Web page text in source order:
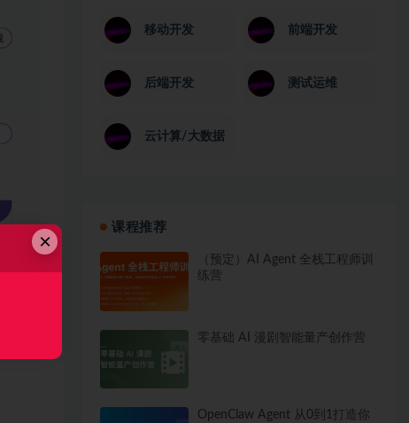
移动开发 前端开发
后端开发 测试运维
云计算/大数据
课程推荐
（预定）AI Agent 全栈工程师训
练营
零基础 AI 漫剧智能量产创作营
OpenClaw Agent 从0到1打造你
×